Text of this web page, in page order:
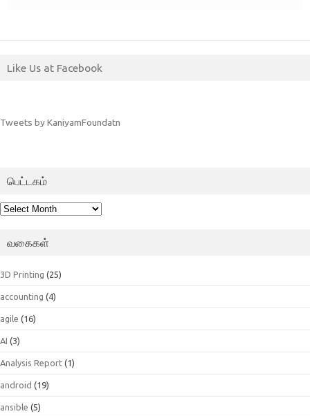
Like Us at Facebook
Tweets by KaniyamFoundatn
பெட்டகம்
பெட்டகம்
வகைகள்
3D Printing (25)
accounting (4)
agile (16)
AI (3)
Analysis Report (1)
android (19)
ansible (5)